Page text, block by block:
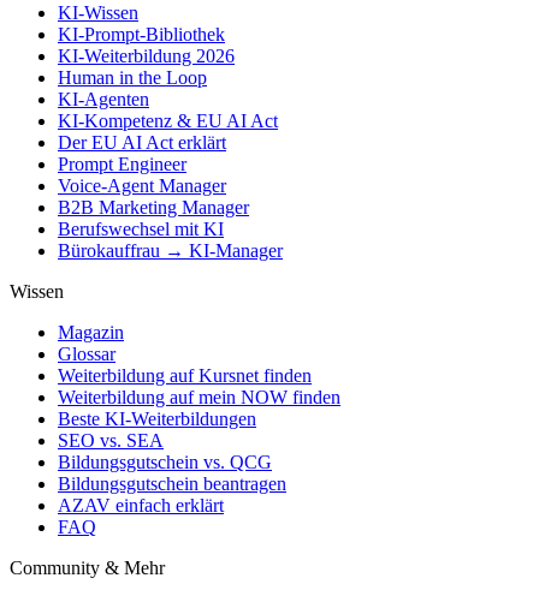
KI-Wissen
KI-Prompt-Bibliothek
KI-Weiterbildung 2026
Human in the Loop
KI-Agenten
KI-Kompetenz & EU AI Act
Der EU AI Act erklärt
Prompt Engineer
Voice-Agent Manager
B2B Marketing Manager
Berufswechsel mit KI
Bürokauffrau → KI-Manager
Wissen
Magazin
Glossar
Weiterbildung auf Kursnet finden
Weiterbildung auf mein NOW finden
Beste KI-Weiterbildungen
SEO vs. SEA
Bildungsgutschein vs. QCG
Bildungsgutschein beantragen
AZAV einfach erklärt
FAQ
Community & Mehr